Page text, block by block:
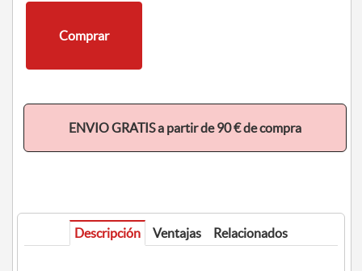
Comprar
ENVIO GRATIS a partir de 90 € de compra
Descripción Ventajas Relacionados